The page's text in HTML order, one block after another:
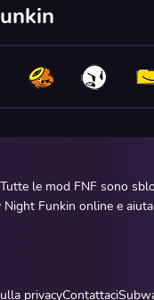
le mod FNF sono
Funkin online e
privacyContattaci